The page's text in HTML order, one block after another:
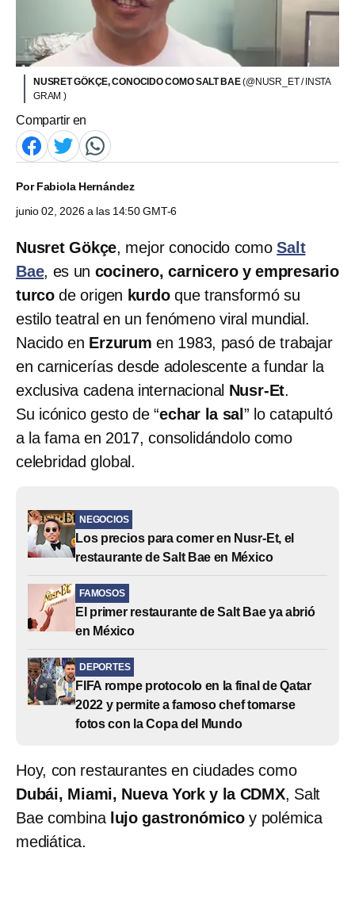
NUSRET GÖKÇE, CONOCIDO COMO SALT BAE(@NUSR_ET / INSTA
GRAM )
Compartir en
PorFabiola Hernández
junio 02, 2026 a las 14:50 GMT-6
Nusret Gökçe, mejor conocido comoSalt
Bae, es un cocinero, carnicero y empresario
turco de origen kurdoque transformó su
estilo teatral en un fenómeno viral mundial.
Nacido en Erzurum en 1983, pasó de trabajar
en carnicerías desde adolescente a fundar la
exclusiva cadena internacional Nusr‑Et.
Su icónico gesto de “echar la sal” lo catapultó
a la fama en 2017, consolidándolo como
celebridad global.
NEGOCIOS
Los precios para comer en Nusr-Et, el
restaurante de Salt Bae en México
FAMOSOS
El primer restaurante de Salt Bae ya abrió
en México
DEPORTES
FIFA rompe protocolo en la final de Qatar
2022 y permite a famoso chef tomarse
fotos con la Copa del Mundo
Hoy, con restaurantes en ciudades como
Dubái, Miami, Nueva York y la CDMX, Salt
Bae combina lujo gastronómico y polémica
mediática.